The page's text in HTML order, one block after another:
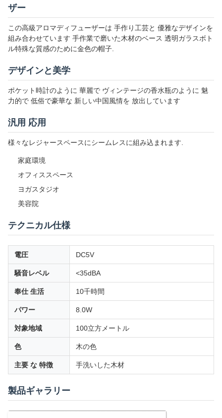
ザー
この高級アロマディフューザーは 手作り工芸と 優雅なデザインを
組み合わせています 手作業で磨いた木材のベース 透明ガラスボト
ル特殊な質感のために金色の帽子.
デザインと美学
ポケット時計のように 華麗で ヴィンテージの香水瓶のように 魅
力的で 低俗で豪華な 新しい中国風情を 放出しています
汎用 応用
様々なレジャースペースにシームレスに組み込まれます.
家庭環境
オフィススペース
ヨガスタジオ
美容院
テクニカル仕様
電圧 DC5V
騒音レベル <35dBA
奉仕 生活 10千時間
パワー 8.0W
対象地域 100立方メートル
色 木の色
主要 な 特徴 手洗いした木材
製品ギャラリー